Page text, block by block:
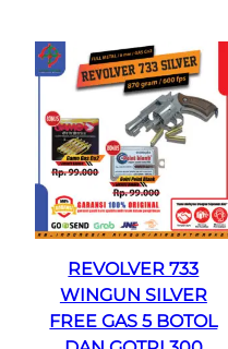
REVOLVER 733
WINGUN SILVER
FREE GAS 5 BOTOL